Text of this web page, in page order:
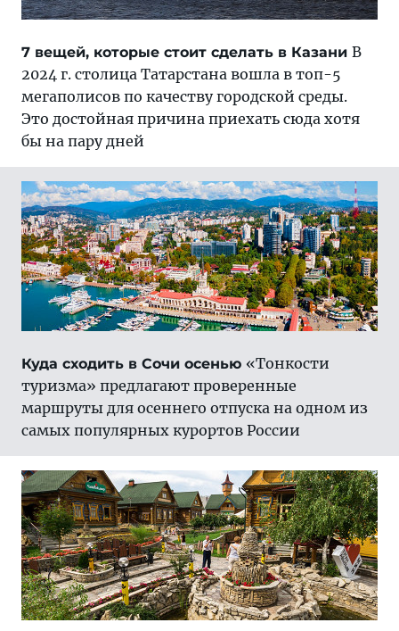
7 вещей, которые стоит сделать в Казани В
2024 г. столица Татарстана вошла в топ-5
мегаполисов по качеству городской среды.
Это достойная причина приехать сюда хотя
бы на пару дней
Куда сходить в Сочи осенью «Тонкости
туризма» предлагают проверенные
маршруты для осеннего отпуска на одном из
самых популярных курортов России